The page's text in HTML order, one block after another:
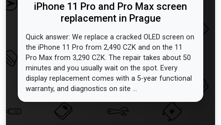
iPhone 11 Pro and Pro Max screen
replacement in Prague
Quick answer: We replace a cracked OLED screen on
the iPhone 11 Pro from 2,490 CZK and on the 11
Pro Max from 3,290 CZK. The repair takes about 50
minutes and you usually wait on the spot. Every
display replacement comes with a 5-year functional
warranty, and diagnostics on site ...